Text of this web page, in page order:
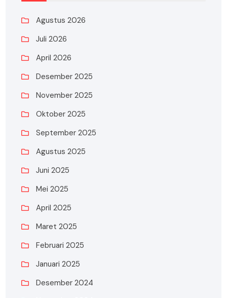
Agustus 2026
Juli 2026
April 2026
Desember 2025
November 2025
Oktober 2025
September 2025
Agustus 2025
Juni 2025
Mei 2025
April 2025
Maret 2025
Februari 2025
Januari 2025
Desember 2024